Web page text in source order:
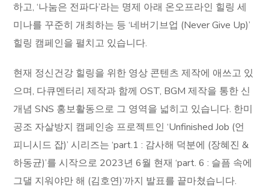
하고, ‘나눔은 전파다’라는 명제 아래 온오프라인 힐링 세
미나를 꾸준히 개최하는 등 ‘네버기브업 (Never Give Up)’
힐링 캠페인을 펼치고 있습니다.
현재 정신건강 힐링을 위한 영상 콘텐츠 제작에 애쓰고 있
으며, 다큐멘터리 제작과 함께 OST, BGM 제작을 통한 신
개념 SNS 홍보활동으로 그 영역을 넓히고 있습니다. 한미
공조 자살방지 캠페인송 프로젝트인 ‘Unfinished Job (언
피니시드 잡)’ 시리즈는 ‘part.1 : 감사해 덕분에 (장혜진 &
하동균)’를 시작으로 2023년 6월 현재 ‘part. 6 : 슬픔 속에
그댈 지워야만 해 (김호연)’까지 발표를 끝마쳤습니다.